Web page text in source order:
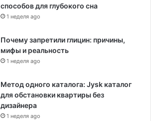
способов для глубокого сна
1 неделя ago
Почему запретили глицин: причины,
мифы и реальность
1 неделя ago
Метод одного каталога: Jysk каталог
для обстановки квартиры без
дизайнера
1 неделя ago